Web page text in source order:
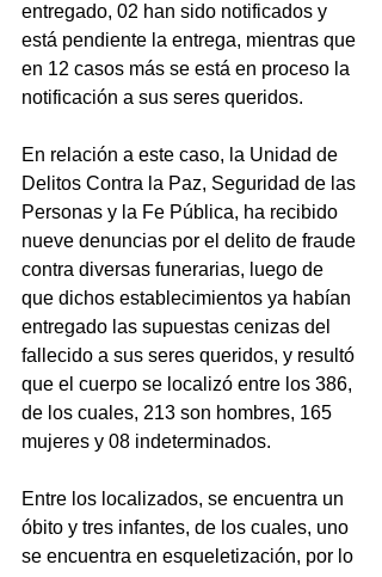
entregado, 02 han sido notificados y
está pendiente la entrega, mientras que
en 12 casos más se está en proceso la
notificación a sus seres queridos.
En relación a este caso, la Unidad de
Delitos Contra la Paz, Seguridad de las
Personas y la Fe Pública, ha recibido
nueve denuncias por el delito de fraude
contra diversas funerarias, luego de
que dichos establecimientos ya habían
entregado las supuestas cenizas del
fallecido a sus seres queridos, y resultó
que el cuerpo se localizó entre los 386,
de los cuales, 213 son hombres, 165
mujeres y 08 indeterminados.
Entre los localizados, se encuentra un
óbito y tres infantes, de los cuales, uno
se encuentra en esqueletización, por lo